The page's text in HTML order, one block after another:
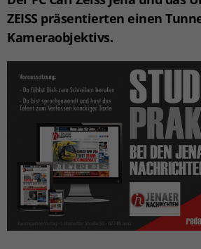
ZEISS präsentierten einen
Kameraobjektivs.